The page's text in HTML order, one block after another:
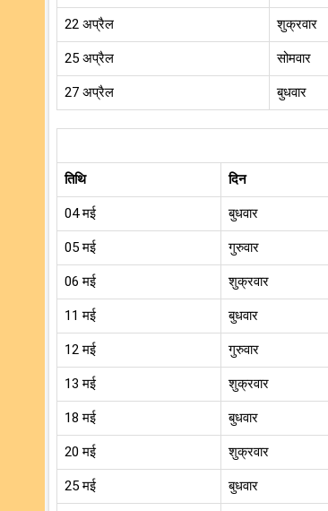
22 अप्रैल शुक्रवार
25 अप्रैल सोमवार
27 अप्रैल बुधवार
तिथि दिन
04 मई बुधवार
05 मई गुरुवार
06 मई शुक्रवार
11 मई बुधवार
12 मई गुरुवार
13 मई शुक्रवार
18 मई बुधवार
20 मई शुक्रवार
25 मई बुधवार